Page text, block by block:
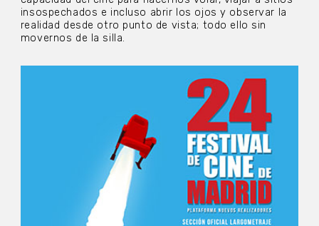
insospechados e incluso abrir los ojos y observar la
realidad desde otro punto de vista; todo ello sin
movernos de la silla.